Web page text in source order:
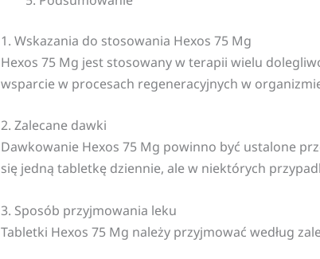
1. Wskazania do stosowania Hexos 75 Mg
Hexos 75 Mg jest stosowany w terapii wielu
wsparcie w procesach regeneracyjnych w
2. Zalecane dawki
Dawkowanie Hexos 75 Mg powinno być ustalone
się jedną tabletkę dziennie, ale w niektórych
3. Sposób przyjmowania leku
Tabletki Hexos 75 Mg należy przyjmować według